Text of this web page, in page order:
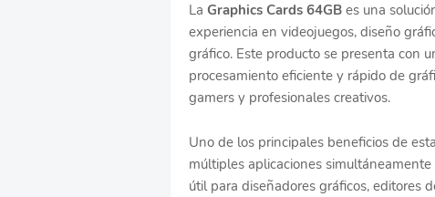
La Graphics Cards 64GB es una
experiencia en videojuegos, diseño
gráfico. Este producto se presenta con
procesamiento eficiente y rápido de
gamers y profesionales creativos.
Uno de los principales beneficios de
múltiples aplicaciones
útil para diseñadores gráficos, editores